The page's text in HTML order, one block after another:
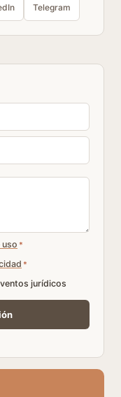
Telegram
*
*
jurídicos